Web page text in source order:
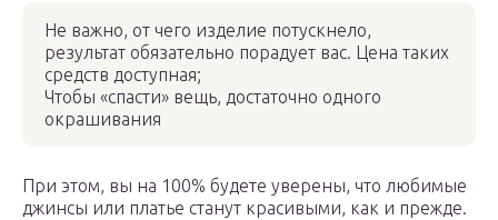
Не важно, от чего изделие потускнело,
результат обязательно порадует вас. Цена таких
средств доступная;
Чтобы «спасти» вещь, достаточно одного
окрашивания
При этом, вы на 100% будете уверены, что любимые
джинсы или платье станут красивыми, как и прежде.